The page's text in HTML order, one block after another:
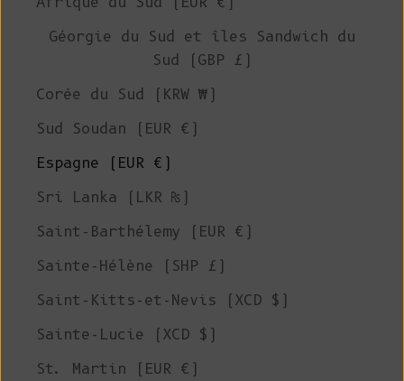
Géorgie du Sud et îles Sandwich du
Sud (GBP £)
Corée du Sud (KRW ₩)
Sud Soudan (EUR €)
Espagne (EUR €)
Sri Lanka (LKR ₨)
Saint-Barthélemy (EUR €)
Sainte-Hélène (SHP £)
Saint-Kitts-et-Nevis (XCD $)
Sainte-Lucie (XCD $)
St. Martin (EUR €)